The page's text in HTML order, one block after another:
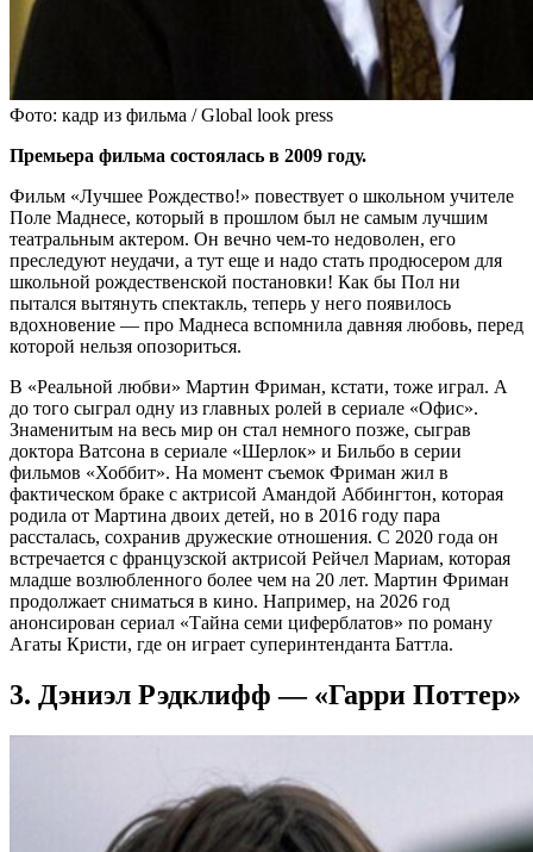
Фото: кадр из фильма / Global look press
Премьера фильма состоялась в 2009 году.
Фильм «Лучшее Рождество!» повествует о школьном учителе
Поле Маднесе, который в прошлом был не самым лучшим
театральным актером. Он вечно чем-то недоволен, его
преследуют неудачи, а тут еще и надо стать продюсером для
школьной рождественской постановки! Как бы Пол ни
пытался вытянуть спектакль, теперь у него появилось
вдохновение — про Маднеса вспомнила давняя любовь, перед
которой нельзя опозориться.
В «Реальной любви» Мартин Фриман, кстати, тоже играл. А
до того сыграл одну из главных ролей в сериале «Офис».
Знаменитым на весь мир он стал немного позже, сыграв
доктора Ватсона в сериале «Шерлок» и Бильбо в серии
фильмов «Хоббит». На момент съемок Фриман жил в
фактическом браке с актрисой Амандой Аббингтон, которая
родила от Мартина двоих детей, но в 2016 году пара
рассталась, сохранив дружеские отношения. С 2020 года он
встречается с французской актрисой Рейчел Мариам, которая
младше возлюбленного более чем на 20 лет. Мартин Фриман
продолжает сниматься в кино. Например, на 2026 год
анонсирован сериал «Тайна семи циферблатов» по роману
Агаты Кристи, где он играет суперинтенданта Баттла.
3. Дэниэл Рэдклифф — «Гарри Поттер»